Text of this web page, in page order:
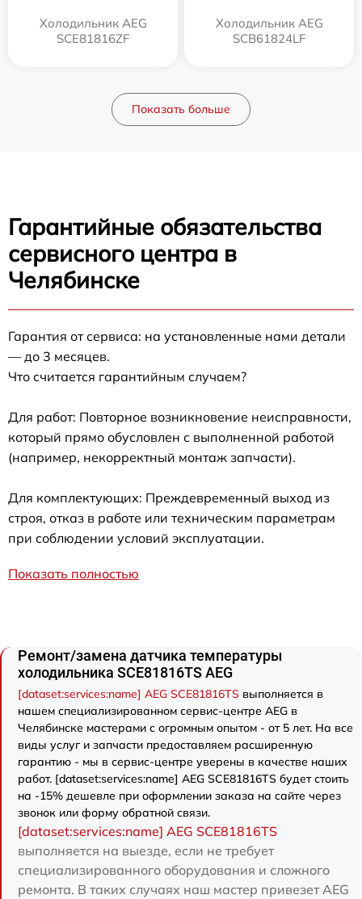
Холодильник AEG
SCE81816ZF
Холодильник AEG
SCB61824LF
Показать больше
Гарантийные обязательства
сервисного центра в
Челябинске
Гарантия от сервиса: на установленные нами детали
— до 3 месяцев.
Что считается гарантийным случаем?
Для работ: Повторное возникновение неисправности,
который прямо обусловлен с выполненной работой
(например, некорректный монтаж запчасти).
Для комплектующих: Преждевременный выход из
строя, отказ в работе или техническим параметрам
при соблюдении условий эксплуатации.
Показать полностью
Ремонт/замена датчика температуры
холодильника SCE81816TS AEG
[dataset:services:name] AEG SCE81816TS выполняется в
нашем специализированном сервис-центре AEG в
Челябинске мастерами с огромным опытом - от 5 лет. На все
виды услуг и запчасти предоставляем расширенную
гарантию - мы в сервис-центре уверены в качестве наших
работ. [dataset:services:name] AEG SCE81816TS будет стоить
на -15% дешевле при оформлении заказа на сайте через
звонок или форму обратной связи.
[dataset:services:name] AEG SCE81816TS
выполняется на выезде, если не требует
специализированного оборудования и сложного
ремонта. В таких случаях наш мастер привезет AEG